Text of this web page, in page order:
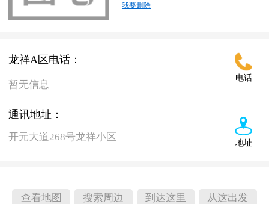
我要删除
电话
龙祥A区电话：
暂无信息
地址
通讯地址：
开元大道268号龙祥小区
查看地图 搜索周边 到达这里 从这出发